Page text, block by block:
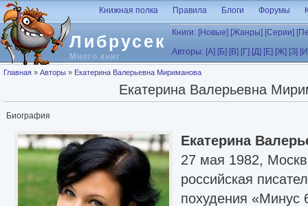
Перейти к основному содержанию
Либрусек
Много книг
Книжная полка Правила Блоги Форумы
Книги: [Новые] [Жанры] [Серии]
Авторы: [А] [Б] [В] [Г] [Д] [Е] [Ж] [З]
Вы здесь
Главная » Авторы » Екатерина Валерьевна Мириманова
Екатерина Валерьевна
Биография
Екатерина
27 мая 1982,
российская
похудения «Минус